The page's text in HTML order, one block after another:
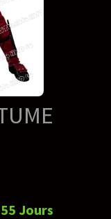
Jours